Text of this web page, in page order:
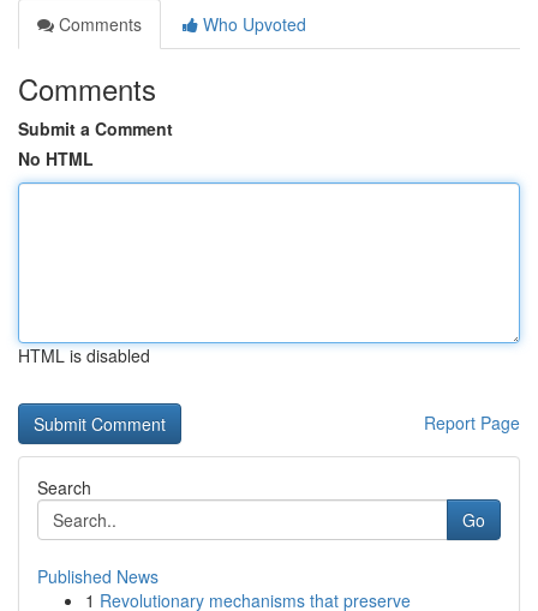
Comments
Who Upvoted
Comments
Submit a Comment
No HTML
HTML is disabled
Report Page
Search
Go
Published News
1 Revolutionary mechanisms that preserve